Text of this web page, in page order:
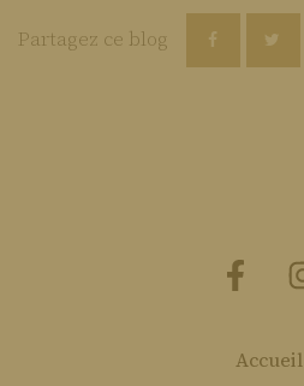
Partagez ce blog
Accueil